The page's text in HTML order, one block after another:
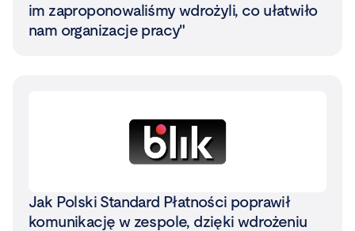
im zaproponowaliśmy wdrożyli, co ułatwiło
nam organizacje pracy"
Jak Polski Standard Płatności poprawił
komunikację w zespole, dzięki wdrożeniu